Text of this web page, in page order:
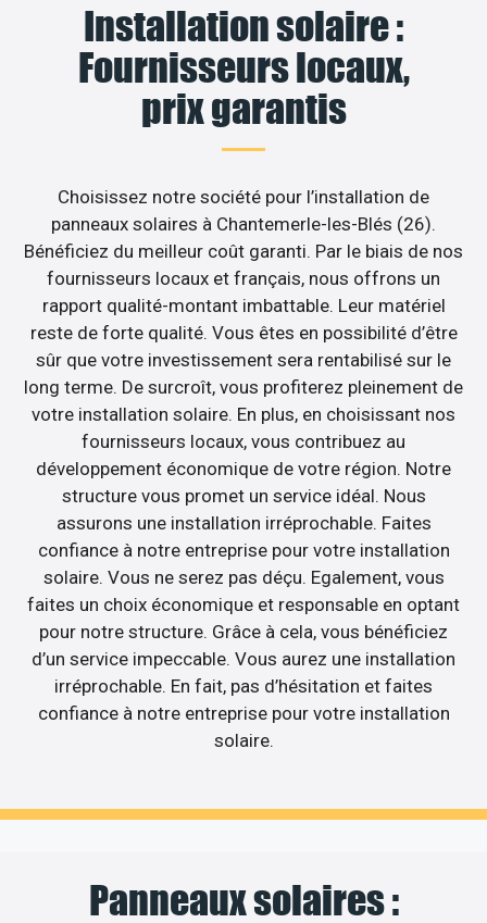
Installation solaire :
Fournisseurs locaux,
prix garantis
Choisissez notre société pour l’installation de
panneaux solaires à Chantemerle-les-Blés (26).
Bénéficiez du meilleur coût garanti. Par le biais de nos
fournisseurs locaux et français, nous offrons un
rapport qualité-montant imbattable. Leur matériel
reste de forte qualité. Vous êtes en possibilité d’être
sûr que votre investissement sera rentabilisé sur le
long terme. De surcroît, vous profiterez pleinement de
votre installation solaire. En plus, en choisissant nos
fournisseurs locaux, vous contribuez au
développement économique de votre région. Notre
structure vous promet un service idéal. Nous
assurons une installation irréprochable. Faites
confiance à notre entreprise pour votre installation
solaire. Vous ne serez pas déçu. Egalement, vous
faites un choix économique et responsable en optant
pour notre structure. Grâce à cela, vous bénéficiez
d’un service impeccable. Vous aurez une installation
irréprochable. En fait, pas d’hésitation et faites
confiance à notre entreprise pour votre installation
solaire.
Panneaux solaires :